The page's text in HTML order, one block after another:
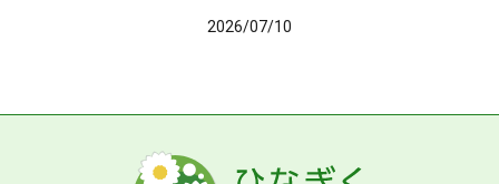
2026/07/10